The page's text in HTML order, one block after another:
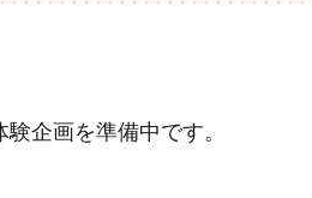
企画を準備中です。